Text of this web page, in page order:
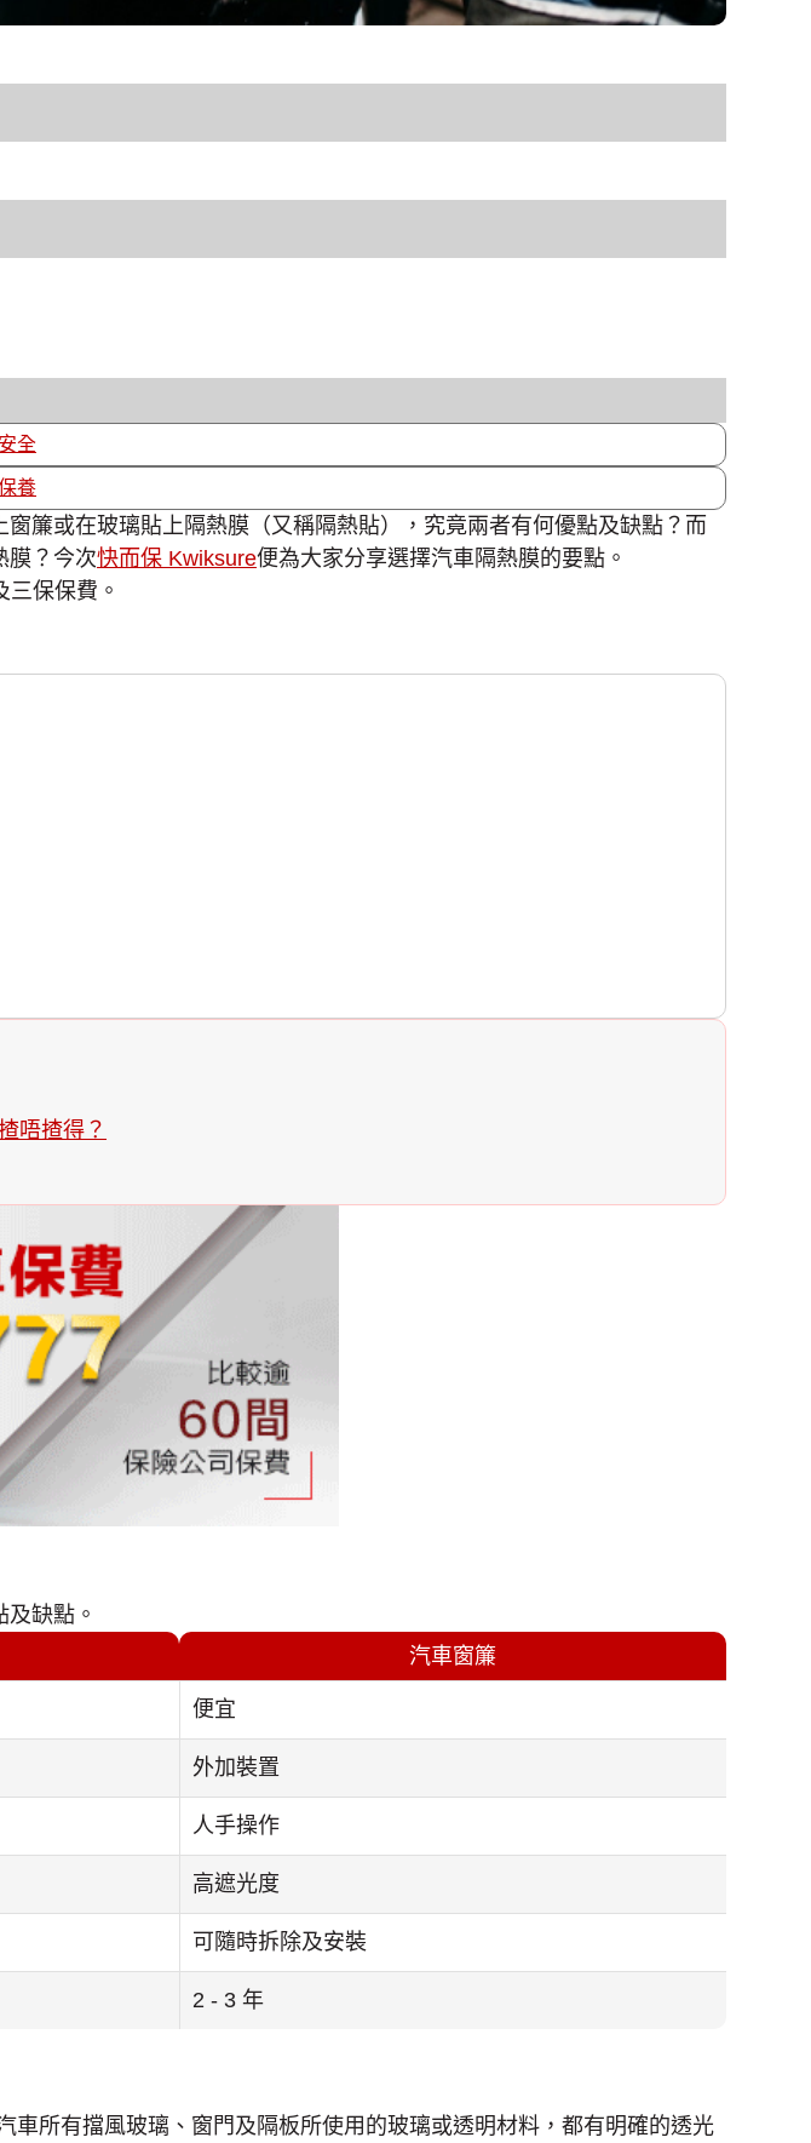
全
養
簾或在玻璃貼上隔熱膜（又稱隔熱貼），究竟兩者有何優點及缺點？而
膜？今次快而保 Kwiksure便為大家分享選擇汽車隔熱膜的要點。
保保費。
唔揸得？
缺點。
汽車窗簾
便宜
外加裝置
人手操作
高遮光度
可隨時拆除及安裝
2 - 3 年
所有擋風玻璃、窗門及隔板所使用的玻璃或透明材料，都有明確的透光